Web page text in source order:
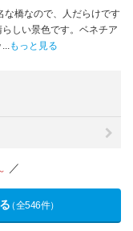
な橋なので、人だらけです
しい景色です。ベネチア
...もっと見る
／
る（全546件）